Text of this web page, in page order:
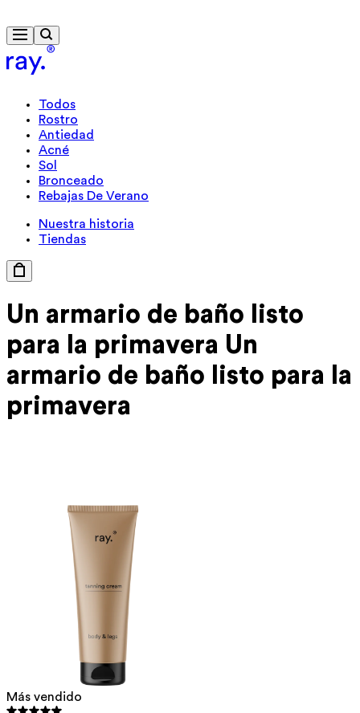
Todos
Rostro
Antiedad
Acné
Sol
Bronceado
Rebajas De Verano
Nuestra historia
Tiendas
Un armario de baño listo
para
la primavera Un
armario de baño listo para la
primavera
Más vendido